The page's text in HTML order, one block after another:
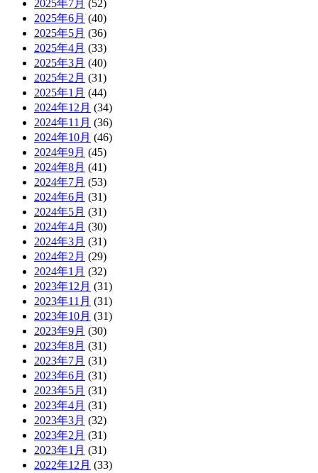
2025年7月 (52)
2025年6月 (40)
2025年5月 (36)
2025年4月 (33)
2025年3月 (40)
2025年2月 (31)
2025年1月 (44)
2024年12月 (34)
2024年11月 (36)
2024年10月 (46)
2024年9月 (45)
2024年8月 (41)
2024年7月 (53)
2024年6月 (31)
2024年5月 (31)
2024年4月 (30)
2024年3月 (31)
2024年2月 (29)
2024年1月 (32)
2023年12月 (31)
2023年11月 (31)
2023年10月 (31)
2023年9月 (30)
2023年8月 (31)
2023年7月 (31)
2023年6月 (31)
2023年5月 (31)
2023年4月 (31)
2023年3月 (32)
2023年2月 (31)
2023年1月 (31)
2022年12月 (33)